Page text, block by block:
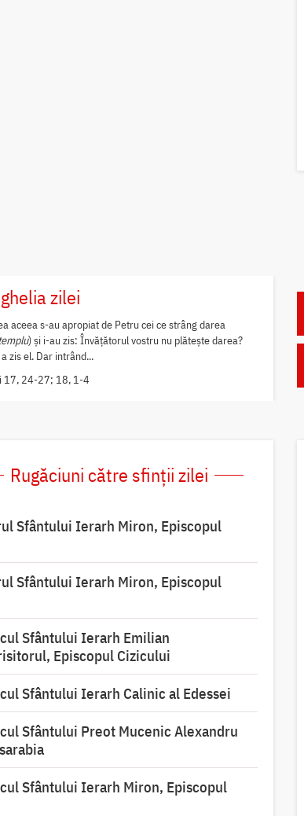
zilei
aceea s-au apropiat de Petru cei ce strâng darea
) și i-au zis: Învățătorul vostru nu plătește darea?
zis el. Dar intrând...
17, 24-27; 18, 1-4
Rugăciuni către sfinții zilei
Sfântului Ierarh Miron, Episcopul
Sfântului Ierarh Miron, Episcopul
Sfântului Ierarh Emilian
Episcopul Cizicului
Sfântului Ierarh Calinic al Edessei
Sfântului Preot Mucenic Alexandru
Sfântului Ierarh Miron, Episcopul